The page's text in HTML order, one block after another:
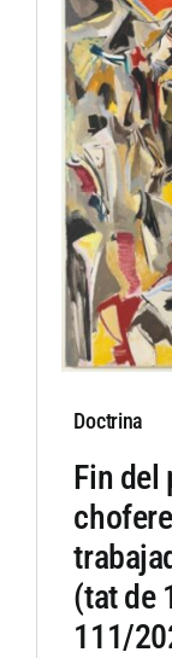
Doctrina
Fin del
(tat de
111/